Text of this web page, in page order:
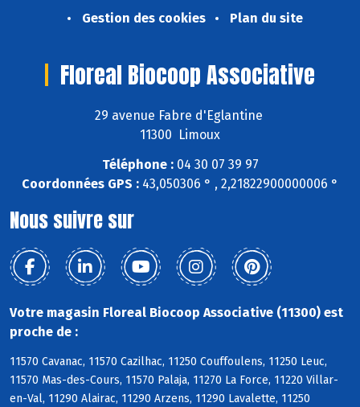
Gestion des cookies
Plan du site
Floreal Biocoop Associative
29 avenue Fabre d'Eglantine
11300 Limoux
Téléphone :04 30 07 39 97
Coordonnées GPS : 43,050306 ° , 2,21822900000006 °
Nous suivre sur
Votre magasin Floreal Biocoop Associative (11300) est
proche de :
11570 Cavanac, 11570 Cazilhac, 11250 Couffoulens, 11250 Leuc,
11570 Mas-des-Cours, 11570 Palaja, 11270 La Force, 11220 Villar-
en-Val, 11290 Alairac, 11290 Arzens, 11290 Lavalette, 11250